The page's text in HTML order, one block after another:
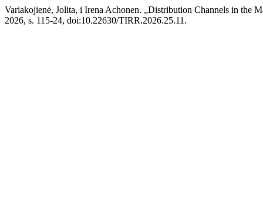
Variakojienė, Jolita, i Irena Achonen. „Distribution Channels in the
2026, s. 115-24, doi:10.22630/TIRR.2026.25.11.